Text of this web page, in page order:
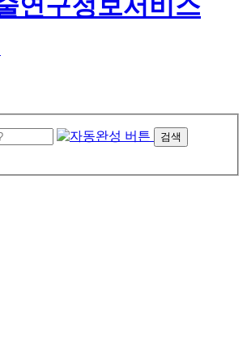
검색